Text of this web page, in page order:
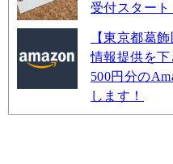
受付スタート
【東京都葛
情報提供を下
500円分の
します！